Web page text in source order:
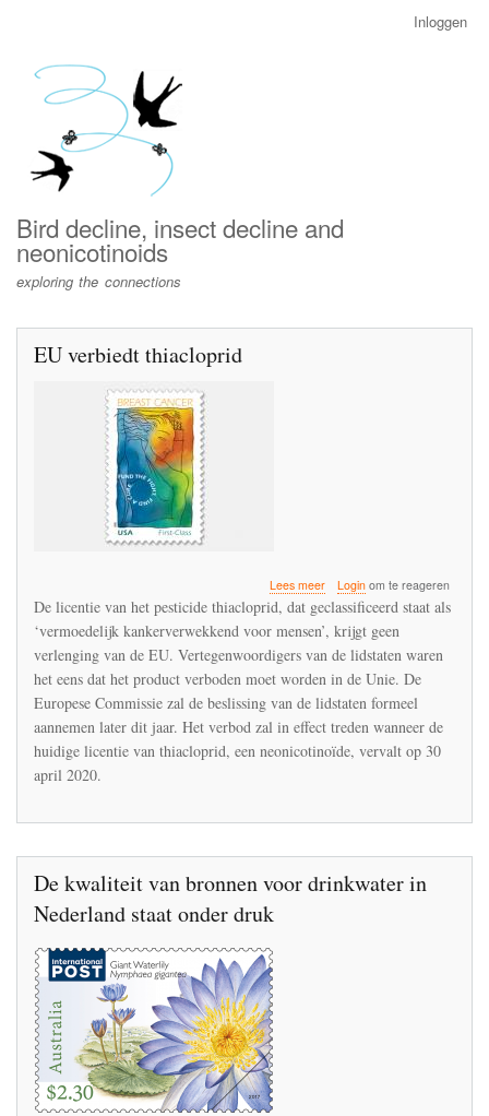
menu
Inloggen
Bird decline, insect decline and
neonicotinoids
exploring the connections
EU verbiedt thiacloprid
Lees meerover
EU
thiacloprid
Loginom te reageren
De licentie van het pesticide thiacloprid, dat geclassificeerd staat als
‘vermoedelijk kankerverwekkend voor mensen’, krijgt geen
verlenging van de EU. Vertegenwoordigers van de lidstaten waren
het eens dat het product verboden moet worden in de Unie. De
Europese Commissie zal de beslissing van de lidstaten formeel
aannemen later dit jaar. Het verbod zal in effect treden wanneer de
huidige licentie van thiacloprid, een neonicotinoïde, vervalt op 30
april 2020.
De kwaliteit van bronnen voor drinkwater in
Nederland staat onder druk